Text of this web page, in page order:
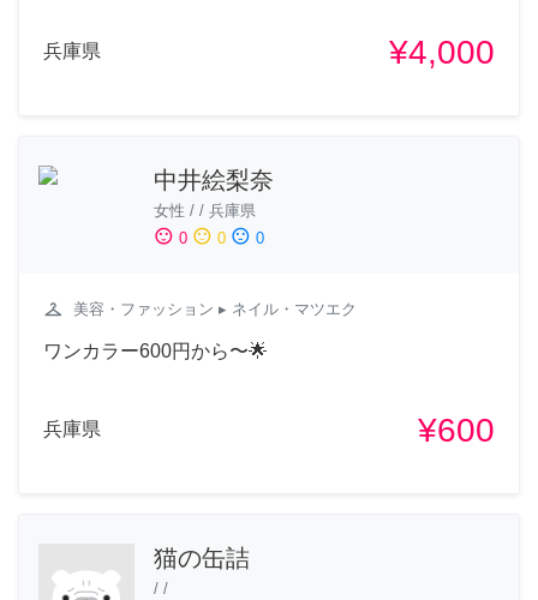
兵庫県 ¥4,000
中井絵梨奈
女性 / / 兵庫県
sentiment_satisfied 0 sentiment_neutral 0 sentiment_dissatisfied 0
checkroom 美容・ファッション ▸ ネイル・マツエク
ワンカラー600円から〜🌟
兵庫県 ¥600
猫の缶詰
/ /